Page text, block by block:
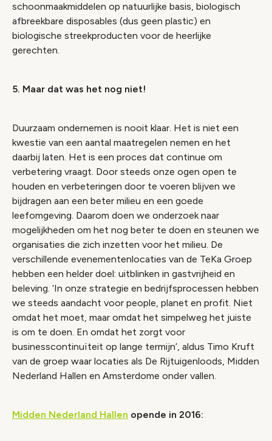
schoonmaakmiddelen op natuurlijke basis, biologisch
afbreekbare disposables (dus geen plastic) en
biologische streekproducten voor de heerlijke
gerechten.
5. Maar dat was het nog niet!
Duurzaam ondernemen is nooit klaar. Het is niet een
kwestie van een aantal maatregelen nemen en het
daarbij laten. Het is een proces dat continue om
verbetering vraagt. Door steeds onze ogen open te
houden en verbeteringen door te voeren blijven we
bijdragen aan een beter milieu en een goede
leefomgeving. Daarom doen we onderzoek naar
mogelijkheden om het nog beter te doen en steunen we
organisaties die zich inzetten voor het milieu. De
verschillende evenementenlocaties van de TeKa Groep
hebben een helder doel: uitblinken in gastvrijheid en
beleving. ‘In onze strategie en bedrijfsprocessen hebben
we steeds aandacht voor people, planet en profit. Niet
omdat het moet, maar omdat het simpelweg het juiste
is om te doen. En omdat het zorgt voor
businesscontinuïteit op lange termijn’, aldus Timo Kruft
van de groep waar locaties als De Rijtuigenloods, Midden
Nederland Hallen en Amsterdome onder vallen.
Midden Nederland Hallen opende in 2016: